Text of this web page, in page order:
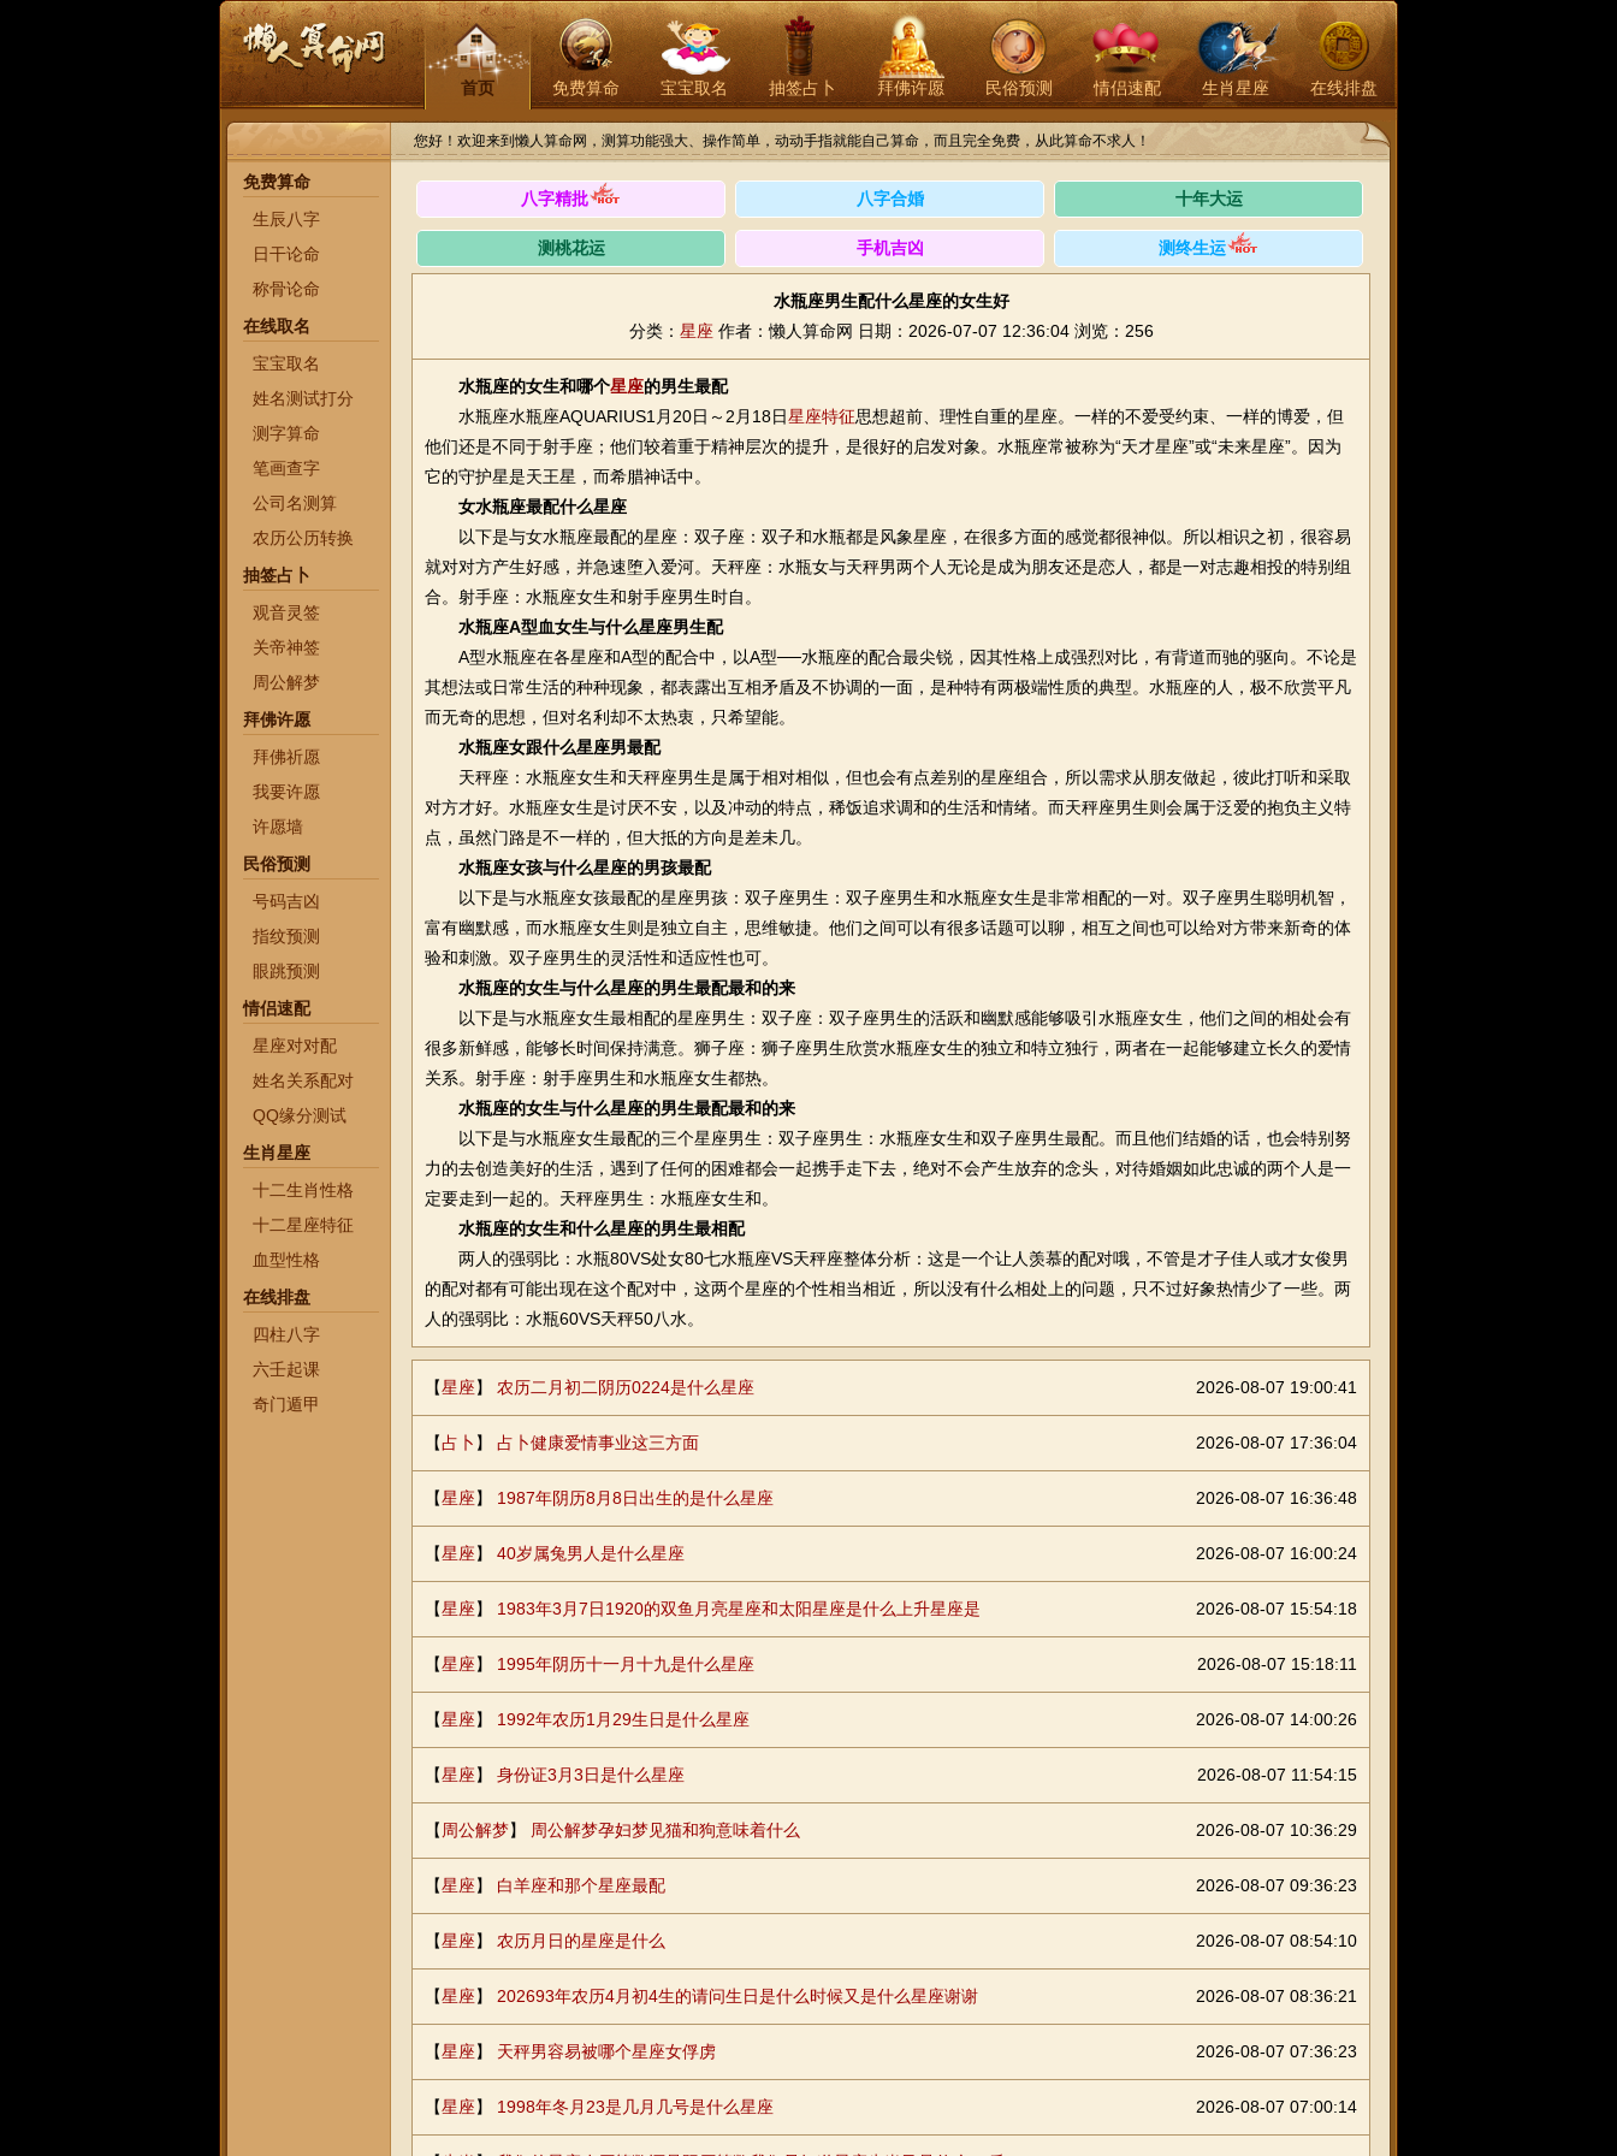
首页 免费算命 宝宝取名 抽签占卜 拜佛许愿 民俗预测 情侣速配 生肖星座 在线排盘
您好！欢迎来到懒人算命网，测算功能强大、操作简单，动动手指就能自己算命，而且完全免费，从此算命不求人！
免费算命
生辰八字
日干论命
称骨论命
在线取名
宝宝取名
姓名测试打分
测字算命
笔画查字
公司名测算
农历公历转换
抽签占卜
观音灵签
关帝神签
周公解梦
拜佛许愿
拜佛祈愿
我要许愿
许愿墙
民俗预测
号码吉凶
指纹预测
眼跳预测
情侣速配
星座对对配
姓名关系配对
QQ缘分测试
生肖星座
十二生肖性格
十二星座特征
血型性格
在线排盘
四柱八字
六壬起课
奇门遁甲
八字精批 八字合婚 十年大运
测桃花运 手机吉凶 测终生运
水瓶座男生配什么星座的女生好
分类： 星座 作者：懒人算命网 日期：2026-07-07 12:36:04 浏览：256
水瓶座的女生和哪个星座的男生最配
水瓶座水瓶座AQUARIUS1月20日～2月18日星座特征思想超前、理性自重的星座。一样的不爱受约束、一样的博爱，但
他们还是不同于射手座；他们较着重于精神层次的提升，是很好的启发对象。水瓶座常被称为“天才星座”或“未来星座”。因为
它的守护星是天王星，而希腊神话中。
女水瓶座最配什么星座
以下是与女水瓶座最配的星座：双子座：双子和水瓶都是风象星座，在很多方面的感觉都很神似。所以相识之初，很容易
就对对方产生好感，并急速堕入爱河。天秤座：水瓶女与天秤男两个人无论是成为朋友还是恋人，都是一对志趣相投的特别组
合。射手座：水瓶座女生和射手座男生时自。
水瓶座A型血女生与什么星座男生配
A型水瓶座在各星座和A型的配合中，以A型──水瓶座的配合最尖锐，因其性格上成强烈对比，有背道而驰的驱向。不论是
其想法或日常生活的种种现象，都表露出互相矛盾及不协调的一面，是种特有两极端性质的典型。水瓶座的人，极不欣赏平凡
而无奇的思想，但对名利却不太热衷，只希望能。
水瓶座女跟什么星座男最配
天秤座：水瓶座女生和天秤座男生是属于相对相似，但也会有点差别的星座组合，所以需求从朋友做起，彼此打听和采取
对方才好。水瓶座女生是讨厌不安，以及冲动的特点，稀饭追求调和的生活和情绪。而天秤座男生则会属于泛爱的抱负主义特
点，虽然门路是不一样的，但大抵的方向是差未几。
水瓶座女孩与什么星座的男孩最配
以下是与水瓶座女孩最配的星座男孩：双子座男生：双子座男生和水瓶座女生是非常相配的一对。双子座男生聪明机智，
富有幽默感，而水瓶座女生则是独立自主，思维敏捷。他们之间可以有很多话题可以聊，相互之间也可以给对方带来新奇的体
验和刺激。双子座男生的灵活性和适应性也可。
水瓶座的女生与什么星座的男生最配最和的来
以下是与水瓶座女生最相配的星座男生：双子座：双子座男生的活跃和幽默感能够吸引水瓶座女生，他们之间的相处会有
很多新鲜感，能够长时间保持满意。狮子座：狮子座男生欣赏水瓶座女生的独立和特立独行，两者在一起能够建立长久的爱情
关系。射手座：射手座男生和水瓶座女生都热。
水瓶座的女生与什么星座的男生最配最和的来
以下是与水瓶座女生最配的三个星座男生：双子座男生：水瓶座女生和双子座男生最配。而且他们结婚的话，也会特别努
力的去创造美好的生活，遇到了任何的困难都会一起携手走下去，绝对不会产生放弃的念头，对待婚姻如此忠诚的两个人是一
定要走到一起的。天秤座男生：水瓶座女生和。
水瓶座的女生和什么星座的男生最相配
两人的强弱比：水瓶80VS处女80七水瓶座VS天秤座整体分析：这是一个让人羡慕的配对哦，不管是才子佳人或才女俊男
的配对都有可能出现在这个配对中，这两个星座的个性相当相近，所以没有什么相处上的问题，只不过好象热情少了一些。两
人的强弱比：水瓶60VS天秤50八水。
【星座】 农历二月初二阴历0224是什么星座 2026-08-07 19:00:41
【占卜 】 占卜健康爱情事业这三方面 2026-08-07 17:36:04
【星座】 1987年阴历8月8日出生的是什么星座 2026-08-07 16:36:48
【星座】 40岁属兔男人是什么星座 2026-08-07 16:00:24
【星座】 1983年3月7日1920的双鱼月亮星座和太阳星座是什么上升星座是 2026-08-07 15:54:18
【星座】 1995年阴历十一月十九是什么星座 2026-08-07 15:18:11
【星座】 1992年农历1月29生日是什么星座 2026-08-07 14:00:26
【星座】 身份证3月3日是什么星座 2026-08-07 11:54:15
【 周公解梦】 周公解梦孕妇梦见猫和狗意味着什么 2026-08-07 10:36:29
【星座】 白羊座和那个星座最配 2026-08-07 09:36:23
【星座】 农历月日的星座是什么 2026-08-07 08:54:10
【星座】 202693年农历4月初4生的请问生日是什么时候又是什么星座谢谢 2026-08-07 08:36:21
【星座】 天秤男容易被哪个星座女俘虏 2026-08-07 07:36:23
【星座】 1998年冬月23是几月几号是什么星座 2026-08-07 07:00:14